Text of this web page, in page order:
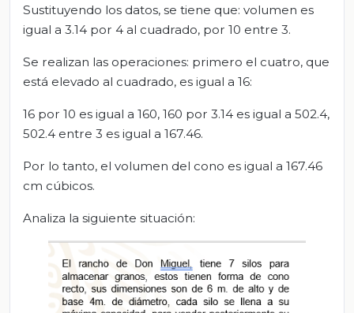
Sustituyendo los datos, se tiene que: volumen es
igual a 3.14 por 4 al cuadrado, por 10 entre 3.
Se realizan las operaciones: primero el cuatro, que
está elevado al cuadrado, es igual a 16:
16 por 10 es igual a 160, 160 por 3.14 es igual a 502.4,
502.4 entre 3 es igual a 167.46.
Por lo tanto, el volumen del cono es igual a 167.46
cm cúbicos.
Analiza la siguiente situación: